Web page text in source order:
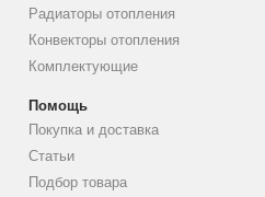
Радиаторы отопления
Конвекторы отопления
Комплектующие
Помощь
Покупка и доставка
Статьи
Подбор товара